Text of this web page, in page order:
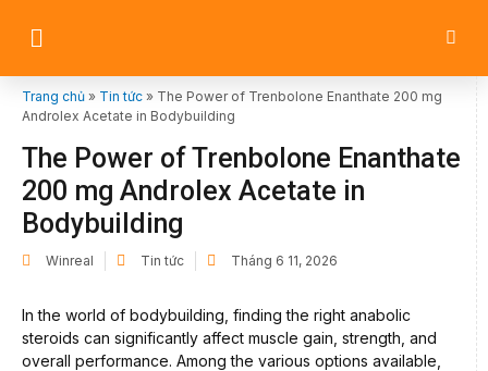
Trang chủ » Tin tức » The Power of Trenbolone Enanthate 200 mg
Androlex Acetate in Bodybuilding
The Power of Trenbolone Enanthate
200 mg Androlex Acetate in
Bodybuilding
Winreal Tin tức Tháng 6 11, 2026
In the world of bodybuilding, finding the right anabolic
steroids can significantly affect muscle gain, strength, and
overall performance. Among the various options available,